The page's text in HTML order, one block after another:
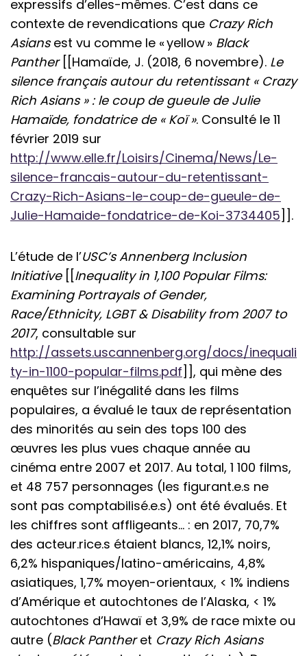
expressifs d’elles-mêmes. C’est dans ce
contexte de revendications que Crazy Rich
Asiansest vu comme le « yellow » Black
Panther[[Hamaïde, J. (2018, 6 novembre). Le
silence français autour du retentissant « Crazy
Rich Asians » : le coup de gueule de Julie
Hamaïde, fondatrice de « Koï ». Consulté le 11
février 2019 sur
http://www.elle.fr/Loisirs/Cinema/News/Le-
silence-francais-autour-du-retentissant-
Crazy-Rich-Asians-le-coup-de-gueule-de-
Julie-Hamaide-fondatrice-de-Koi-3734405]].
L’étude de l’USC’s Annenberg Inclusion
Initiative[[Inequality in 1,100 Popular Films:
Examining Portrayals of Gender,
Race/Ethnicity, LGBT & Disability from 2007 to
2017, consultable sur
http://assets.uscannenberg.org/docs/inequali
ty-in-1100-popular-films.pdf]], qui mène des
enquêtes sur l’inégalité dans les films
populaires, a évalué le taux de représentation
des minorités au sein des tops 100 des
œuvres les plus vues chaque année au
cinéma entre 2007 et 2017. Au total, 1 100 films,
et 48 757 personnages (les figurant.e.s ne
sont pas comptabilisé.e.s) ont été évalués. Et
les chiffres sont affligeants… : en 2017, 70,7%
des acteur.rice.s étaient blancs, 12,1% noirs,
6,2% hispaniques/latino-américains, 4,8%
asiatiques, 1,7% moyen-orientaux, < 1% indiens
d’Amérique et autochtones de l’Alaska, < 1%
autochtones d’Hawaï et 3,9% de race mixte ou
autre (Black Pantheret Crazy Rich Asians